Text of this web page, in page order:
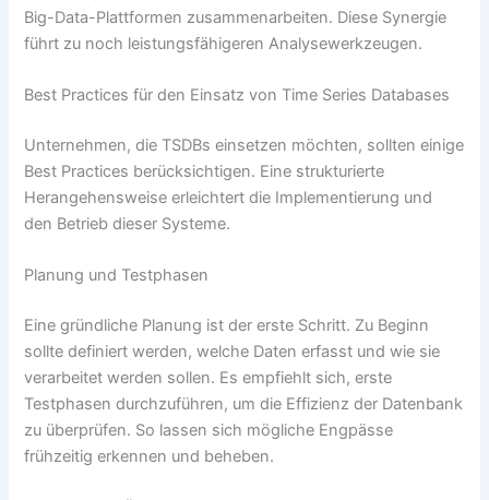
Big-Data-Plattformen zusammenarbeiten. Diese Synergie
führt zu noch leistungsfähigeren Analysewerkzeugen.
Best Practices für den Einsatz von Time Series Databases
Unternehmen, die TSDBs einsetzen möchten, sollten einige
Best Practices berücksichtigen. Eine strukturierte
Herangehensweise erleichtert die Implementierung und
den Betrieb dieser Systeme.
Planung und Testphasen
Eine gründliche Planung ist der erste Schritt. Zu Beginn
sollte definiert werden, welche Daten erfasst und wie sie
verarbeitet werden sollen. Es empfiehlt sich, erste
Testphasen durchzuführen, um die Effizienz der Datenbank
zu überprüfen. So lassen sich mögliche Engpässe
frühzeitig erkennen und beheben.